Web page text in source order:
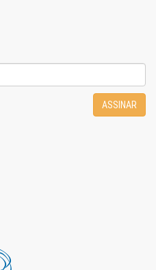
ASSINAR